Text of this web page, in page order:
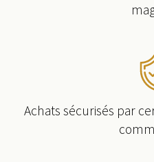
Achats sécurisés par